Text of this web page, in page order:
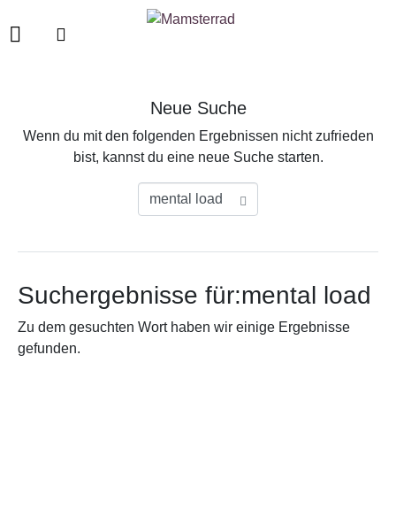
Neue Suche
Wenn du mit den folgenden Ergebnissen nicht zufrieden
bist, kannst du eine neue Suche starten.
Suchergebnisse für:mental load
Zu dem gesuchten Wort haben wir einige Ergebnisse
gefunden.